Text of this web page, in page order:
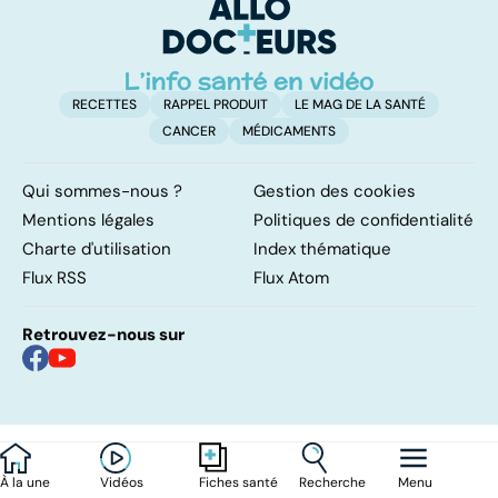
À la une Vidéos Fiches santé Recherche Menu
RECETTES RAPPEL PRODUIT
LE MAG DE LA SANTÉ
CANCER
MÉDICAMENTS
Qui sommes-nous ?
Gestion des cookies
Mentions légales
Politiques de confidentialité
Charte d'utilisation
Index thématique
Flux RSS
Flux Atom
Retrouvez-nous sur